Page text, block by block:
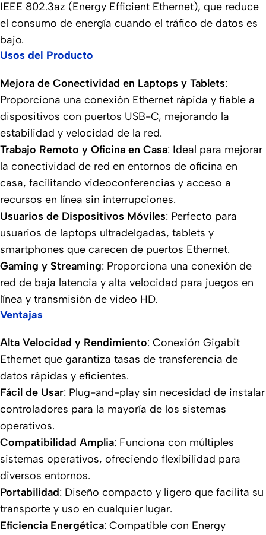
IEEE 802.3az (Energy Efficient Ethernet), que reduce
el consumo de energía cuando el tráfico de datos es
bajo.
Usos del Producto
Mejora de Conectividad en Laptops y Tablets:
Proporciona una conexión Ethernet rápida y fiable a
dispositivos con puertos USB-C, mejorando la
estabilidad y velocidad de la red.
Trabajo Remoto y Oficina en Casa: Ideal para mejorar
la conectividad de red en entornos de oficina en
casa, facilitando videoconferencias y acceso a
recursos en línea sin interrupciones.
Usuarios de Dispositivos Móviles: Perfecto para
usuarios de laptops ultradelgadas, tablets y
smartphones que carecen de puertos Ethernet.
Gaming y Streaming: Proporciona una conexión de
red de baja latencia y alta velocidad para juegos en
línea y transmisión de video HD.
Ventajas
Alta Velocidad y Rendimiento: Conexión Gigabit
Ethernet que garantiza tasas de transferencia de
datos rápidas y eficientes.
Fácil de Usar: Plug-and-play sin necesidad de instalar
controladores para la mayoría de los sistemas
operativos.
Compatibilidad Amplia: Funciona con múltiples
sistemas operativos, ofreciendo flexibilidad para
diversos entornos.
Portabilidad: Diseño compacto y ligero que facilita su
transporte y uso en cualquier lugar.
Eficiencia Energética: Compatible con Energy